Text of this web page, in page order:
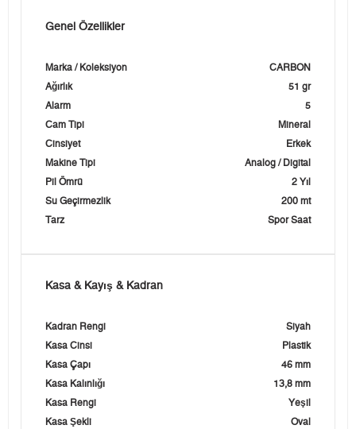
Genel Özellikler
Marka / Koleksiyon
CARBON
Ağırlık
51 gr
Alarm
5
Cam Tipi
Mineral
Cinsiyet
Erkek
Makine Tipi
Analog / Digital
Pil Ömrü
2 Yıl
Su Geçirmezlik
200 mt
Tarz
Spor Saat
Kasa & Kayış & Kadran
Kadran Rengi
Siyah
Kasa Cinsi
Plastik
Kasa Çapı
46 mm
Kasa Kalınlığı
13,8 mm
Kasa Rengi
Yeşil
Kasa Şekli
Oval